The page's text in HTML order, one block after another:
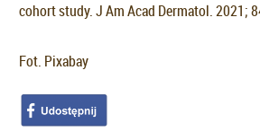
cohort study. J Am Acad Dermatol. 2021;
Fot. Pixabay